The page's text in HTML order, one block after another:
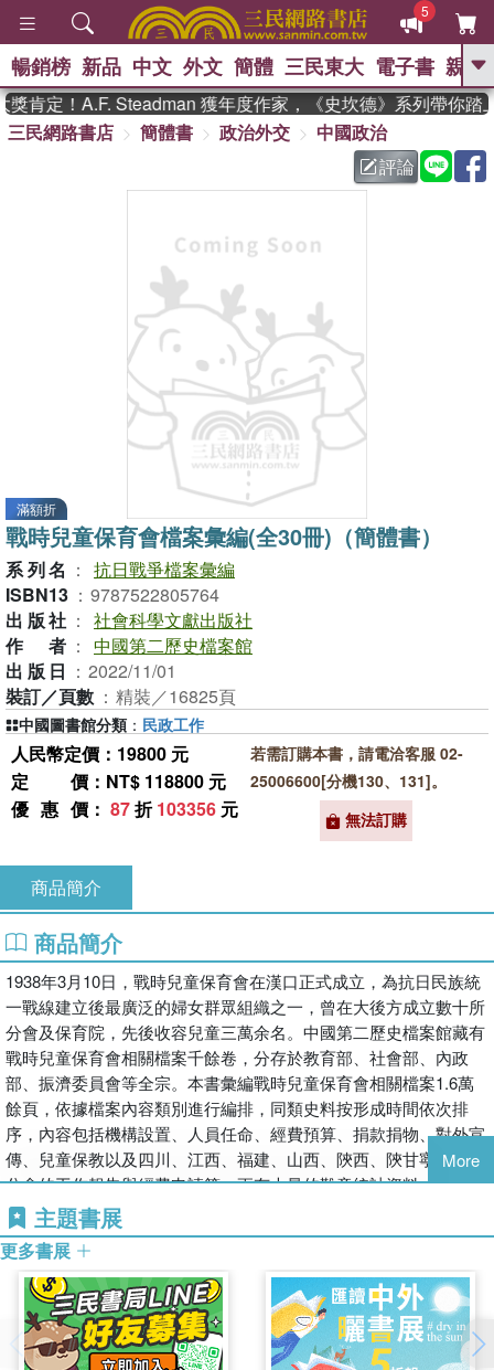
5
GO
熱搜： 東野圭吾 、 高希均教授回憶錄
父親節 、 如果歷
暑期推薦 、 國際布克
偉大的迷走神經
暢銷榜 新品 中文 外文 簡體 三民東大 電子書 親子
肯定！A.F. Steadman 獲年度作家，《史坎德》系列帶你踏上
三民網路書店
簡體書 政治外交
中國政治
評論
滿額折
戰時兒童保育會檔案彙編(全30冊)（簡體書）
系列名 ： 抗日戰爭檔案彙編
ISBN13 ： 9787522805764
出版社 ： 社會科學文獻出版社
作者 ： 中國第二歷史檔案館
出版日 ： 2022/11/01
裝訂／頁數 ： 精裝／16825頁
人民幣定價：19800 元
定價 ：NT$ 118800 元
優惠價 ： 87折103356 元
若需訂購本書，請電洽客服 02-
25006600[分機130、131]。
無法訂購
中國圖書館分類 ： 民政工作
商品簡介
商品簡介
1938年3月10日，戰時兒童保育會在漢口正式成立，為抗日民族統
一戰線建立後最廣泛的婦女群眾組織之一，曾在大後方成立數十所
分會及保育院，先後收容兒童三萬余名。中國第二歷史檔案館藏有
戰時兒童保育會相關檔案千餘卷，分存於教育部、社會部、內政
部、振濟委員會等全宗。本書彙編戰時兒童保育會相關檔案1.6萬
餘頁，依據檔案內容類別進行編排，同類史料按形成時間依次排
序，內容包括機構設置、人員任命、經費預算、捐款捐物、對外宣
傳、兒童保教以及四川、江西、福建、山西、陝西、陝甘寧邊區等
分會的工作報告與經費申請等，更有大量的難童統計資料，具有極
高的史料價值。
More
主題書展
更多書展